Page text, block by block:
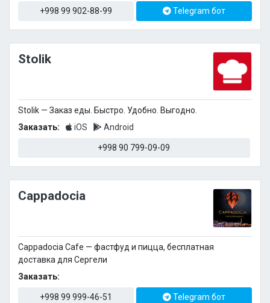
+998 99 902-88-99 Telegram бот
Stolik
Stolik — Заказ еды. Быстро. Удобно. Выгодно.
Заказать:
iOS Android
+998 90 799-09-09
Cappadocia
Cappadocia Cafe — фастфуд и пицца, бесплатная
доставка для Сергели
Заказать:
+998 99 999-46-51 Telegram бот